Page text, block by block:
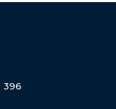
396